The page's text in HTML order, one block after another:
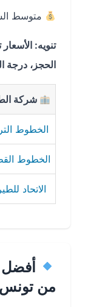
متوسط السعر: يبدأ
تنويه: الأسعار
الحجز، درجة
شركة الطيران
الخطوط التركية
الخطوط القطرية
الاتحاد للطيران
أفضل
من تونس